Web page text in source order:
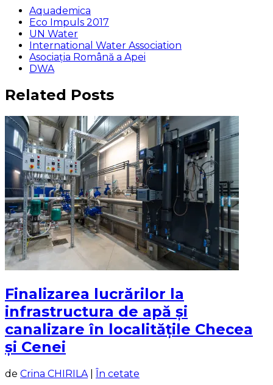
Aquademica
Eco Impuls 2017
UN Water
International Water Association
Asociaţia Română a Apei
DWA
Related Posts
Finalizarea lucrărilor la
infrastructura de apă și
canalizare în localitățile Checea
și Cenei
de Crina CHIRILA|
În cetate